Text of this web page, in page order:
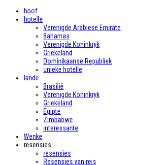
hoof
hotelle
Verenigde Arabiese Emirate
Bahamas
Verenigde Koninkryk
Griekeland
Dominikaanse Republiek
unieke hotelle
lande
Brasilië
Verenigde Koninkryk
Griekeland
Egipte
Zimbabwe
interessante
Wenke
resensies
resensies
Resensies van reis